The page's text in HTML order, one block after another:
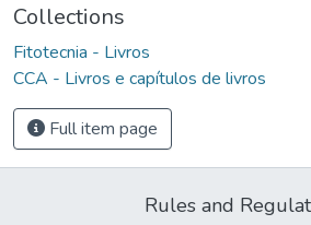
Collections
Fitotecnia - Livros
CCA - Livros e capítulos de livros
Full item page
Rules and